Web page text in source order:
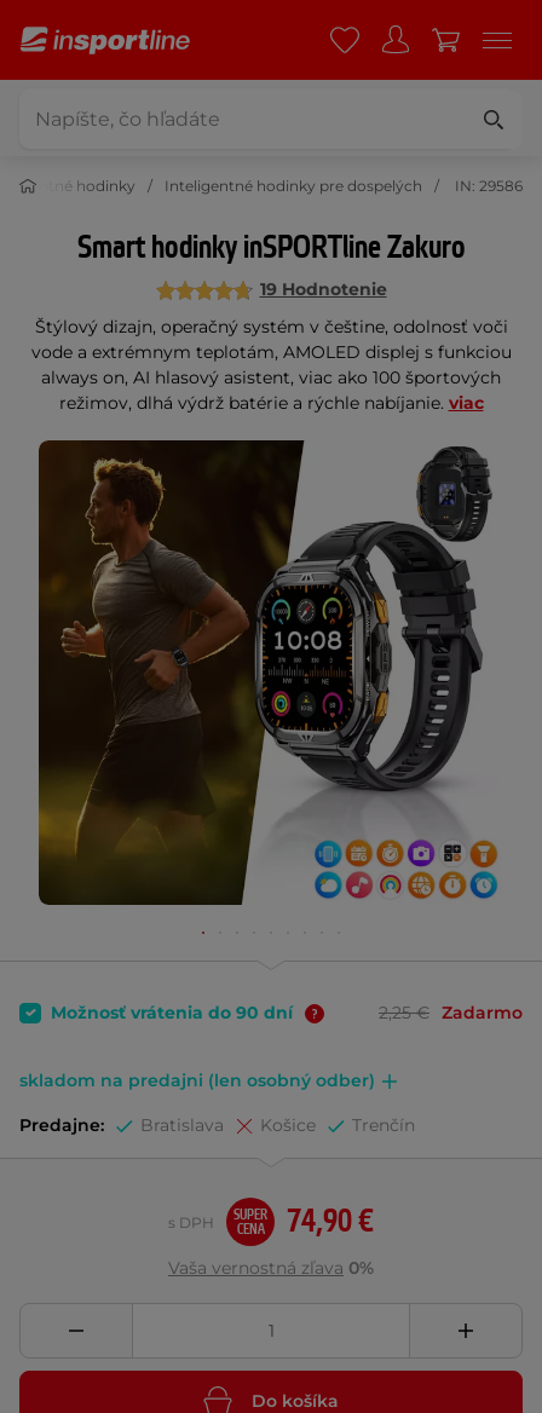
hodinky Inteligentné hodinky pre dospelých IN: 29586
Smart hodinky inSPORTline Zakuro
19 Hodnotenie
Štýlový dizajn, operačný systém v češtine, odolnosť voči
vode a extrémnym teplotám, AMOLED displej s funkciou
always on, AI hlasový asistent, viac ako 100 športových
režimov, dlhá výdrž batérie a rýchle nabíjanie. viac
Možnosť vrátenia do 90 dní 2,25 € Zadarmo
skladom na predajni (len osobný odber)
Predajne: Bratislava Košice Trenčín
74,90 €
s DPH
SUPER
CENA
Vaša vernostná zľava 0%
Do košíka